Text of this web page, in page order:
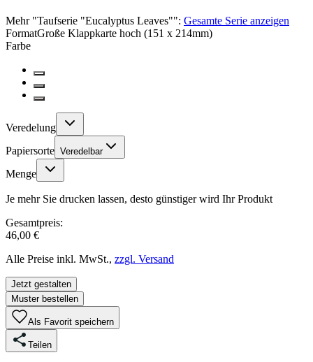
Mehr"Taufserie "Eucalyptus Leaves"": Gesamte Serie anzeigen
FormatGroße Klappkarte hoch (151 x 214mm)
Farbe
Veredelung
Papiersorte Veredelbar
Menge
Je mehr Sie drucken lassen, desto günstiger wird Ihr Produkt
Gesamtpreis:
46,00 €
Alle Preise inkl. MwSt., zzgl. Versand
Jetzt gestalten
Muster bestellen
Als Favorit speichern
Teilen